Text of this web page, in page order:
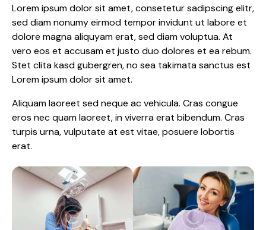
Lorem ipsum dolor sit amet, consetetur sadipscing elitr,
sed diam nonumy eirmod tempor invidunt ut labore et
dolore magna aliquyam erat, sed diam voluptua. At
vero eos et accusam et justo duo dolores et ea rebum.
Stet clita kasd gubergren, no sea takimata sanctus est
Lorem ipsum dolor sit amet.
Aliquam laoreet sed neque ac vehicula. Cras congue
eros nec quam laoreet, in viverra erat bibendum. Cras
turpis urna, vulputate at est vitae, posuere lobortis
erat.